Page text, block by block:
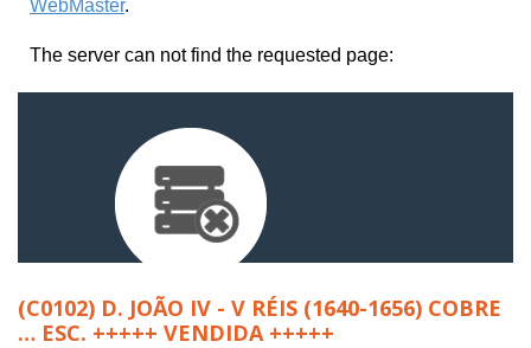
(C0102) D. JOÃO IV - V RÉIS (1640-1656) COBRE
… ESC. +++++ VENDIDA +++++